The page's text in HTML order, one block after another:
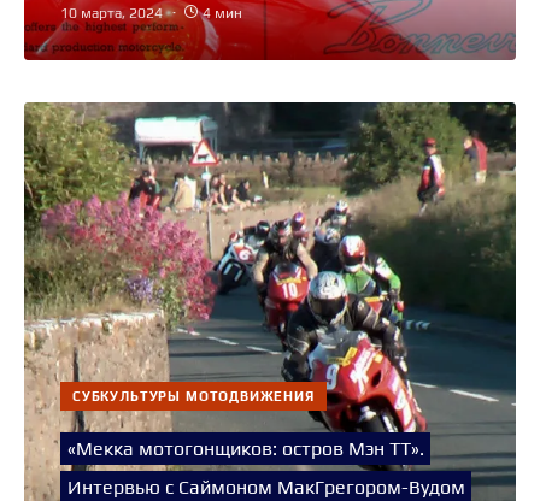
10 марта, 2024 4 мин
СУБКУЛЬТУРЫ МОТОДВИЖЕНИЯ
«Мекка мотогонщиков: остров Мэн TT».
Интервью с Саймоном МакГрегором-Вудом